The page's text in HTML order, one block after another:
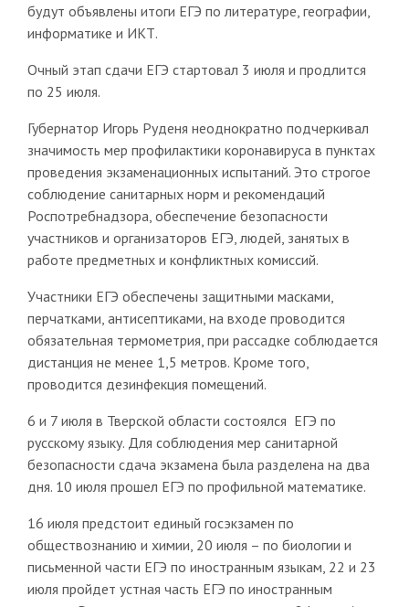
будут объявлены итоги ЕГЭ по литературе, географии,
информатике и ИКТ.
Очный этап сдачи ЕГЭ стартовал 3 июля и продлится
по 25 июля.
Губернатор Игорь Руденя неоднократно подчеркивал
значимость мер профилактики коронавируса в пунктах
проведения экзаменационных испытаний. Это строгое
соблюдение санитарных норм и рекомендаций
Роспотребнадзора, обеспечение безопасности
участников и организаторов ЕГЭ, людей, занятых в
работе предметных и конфликтных комиссий.
Участники ЕГЭ обеспечены защитными масками,
перчатками, антисептиками, на входе проводится
обязательная термометрия, при рассадке соблюдается
дистанция не менее 1,5 метров. Кроме того,
проводится дезинфекция помещений.
6 и 7 июля в Тверской области состоялся ЕГЭ по
русскому языку. Для соблюдения мер санитарной
безопасности сдача экзамена была разделена на два
дня. 10 июля прошел ЕГЭ по профильной математике.
16 июля предстоит единый госэкзамен по
обществознанию и химии, 20 июля – по биологии и
письменной части ЕГЭ по иностранным языкам, 22 и 23
июля пройдет устная часть ЕГЭ по иностранным